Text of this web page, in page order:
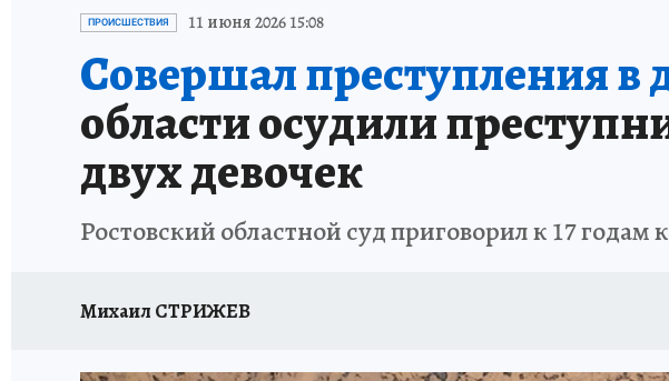
ЗАПОВЕДНАЯ РОССИЯ
ПРОИСШЕСТВИЯ 11 июня 2026 15:08
Совершал преступления в
области осудили
двух девочек
Ростовский областной суд приговорил к 17
Михаил СТРИЖЕВ